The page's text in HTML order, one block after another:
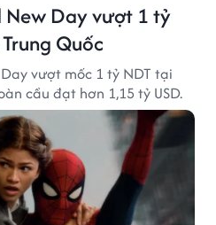
New Day vượt 1 tỷ
Quốc
vượt mốc 1 tỷ NDT tại
cầu đạt hơn 1,15 tỷ USD.